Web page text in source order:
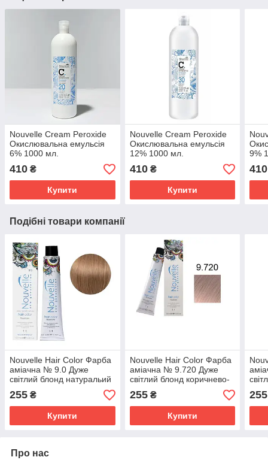
Nouvelle Cream Peroxide
Окислювальна емульсія
6% 1000 мл.
410 ₴
Купити
Nouvelle Cream Peroxide
Окислювальна емульсія
12% 1000 мл.
410₴
Купити
9%
410
Подібні товари компанії
Nouvelle Hair Color Фарба
аміачна № 9.0 Дуже
світлий блонд натуральий
255 ₴
Купити
Nouvelle Hair Color Фарба
аміачна № 9.720 Дуже
світлий блонд коричнево-
255₴
Купити
100
255
Про нас